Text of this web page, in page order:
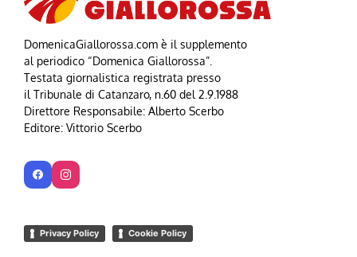
DomenicaGiallorossa.com è il supplemento
al periodico “Domenica Giallorossa”.
Testata giornalistica registrata presso
il Tribunale di Catanzaro, n.60 del 2.9.1988
Direttore Responsabile: Alberto Scerbo
Editore: Vittorio Scerbo
Privacy Policy Cookie Policy